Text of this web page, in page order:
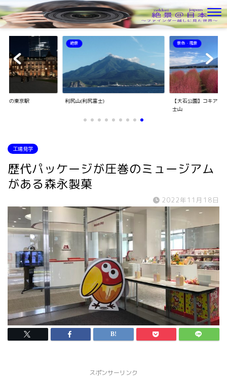
景色・風景
【大石公園】コキア越しに見る河口湖と富
景色・風景
【八木崎公園】コキア
工場見学
歴代パッケージが圧巻のミュージアム
がある森永製菓
2022年11月18日
スポンサーリンク